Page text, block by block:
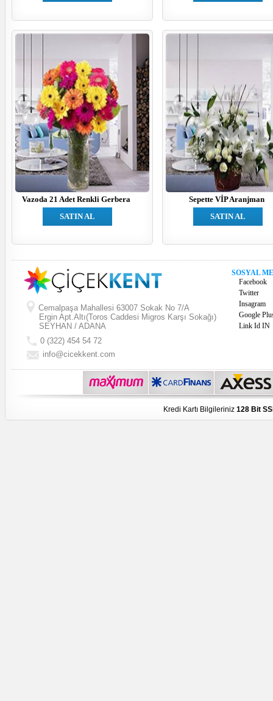
Vazoda 21 Adet Renkli Gerbera
SATIN AL
Sepette VİP Aranjman
SATIN AL
Cemalpaşa Mahallesi 63007 Sokak No 7/A
Ergin Apt.Altı(Toros Caddesi Migros Karşı Sokağı)
SEYHAN / ADANA
0 (322) 454 54 72
info@cicekkent.com
SOSYAL
Facebook
Twitter
Insagram
Google
Link Id IN
Kredi Kartı Bilgileriniz 128 Bit